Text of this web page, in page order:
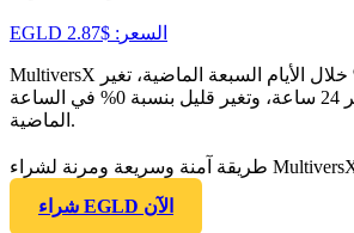
EGLD السعر : $
2.87
MultiversX تغير قليل بنسبة 0% خلال الأيام السبعة الماضية، تغير
قليل بنسبة 0% في آخر 24 ساعة، وتغير قليل بنسبة 0% في الساعة
الماضية.
شراء EGLD الآن